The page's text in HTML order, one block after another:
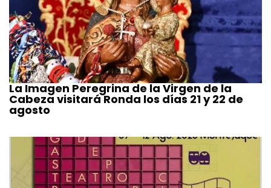
La Imagen Peregrina de la Virgen de la
Cabeza visitará Ronda los días 21 y 22 de
agosto